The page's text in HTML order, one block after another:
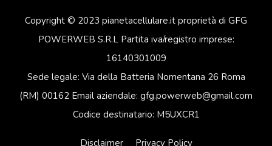
Copyright © 2023 pianetacellulare.it proprietà di GFG
POWERWEB S.R.L Partita iva/registro imprese:
16140301009
Sede legale: Via della Batteria Nomentana 26 Roma
(RM) 00162 Email aziendale: gfg.powerweb@gmail.com
Codice destinatario: M5UXCR1
Disclaimer Privacy Policy